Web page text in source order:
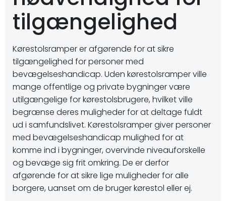
tilgængelighed
Kørestolsramper er afgørende for at sikre
tilgængelighed for personer med
bevægelseshandicap. Uden kørestolsramper ville
mange offentlige og private bygninger være
utilgængelige for kørestolsbrugere, hvilket ville
begrænse deres muligheder for at deltage fuldt
ud i samfundslivet. Kørestolsramper giver personer
med bevægelseshandicap mulighed for at
komme ind i bygninger, overvinde niveauforskelle
og bevæge sig frit omkring. De er derfor
afgørende for at sikre lige muligheder for alle
borgere, uanset om de bruger kørestol eller ej.